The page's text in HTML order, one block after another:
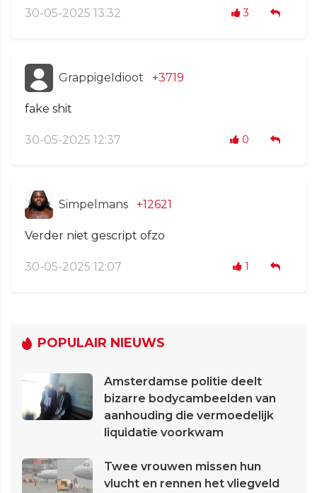
30-05-2025 13:32 3
GrappigeIdioot +3719
fake shit
30-05-2025 12:37 0
Simpelmans +12621
Verder niet gescript ofzo
30-05-2025 12:07 1
POPULAIR NIEUWS
Amsterdamse politie deelt
bizarre bodycambeelden van
aanhouding die vermoedelijk
liquidatie voorkwam
Twee vrouwen missen hun
vlucht en rennen het vliegveld